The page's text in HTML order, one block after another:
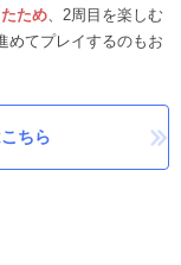
ため、2周目を楽しむ
めてプレイするのもお
ちら